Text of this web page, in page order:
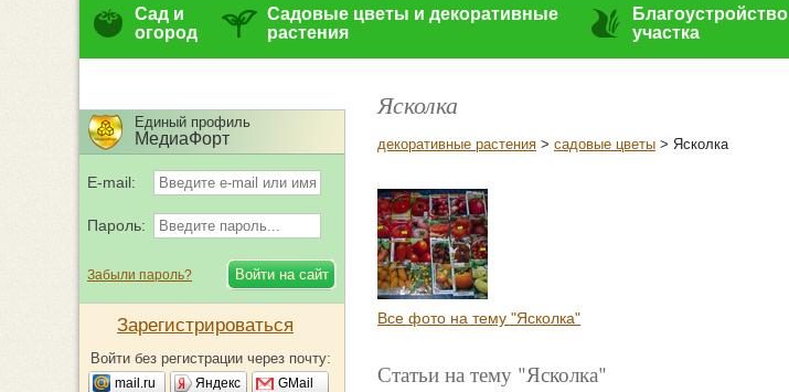
Сад и
огород
Садовые цветы и декоративные
растения
Благоустройство
участка
Ясколка
декоративные растения > садовые цветы > Ясколка
Все фото на тему "Ясколка"
Статьи на тему "Ясколка"
Единый профиль
МедиаФорт
E-mail:
Пароль:
Забыли пароль?
Зарегистрироваться
Войти без регистрации через почту:
mail.ru Яндекс GMail